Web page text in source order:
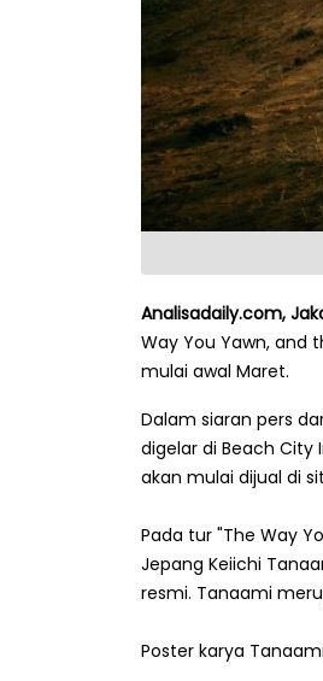
Analisadaily.com,
Way You Yawn, and
mulai awal Maret.
Dalam siaran pers
digelar di Beach City
akan mulai dijual di
Pada tur "The Way
Jepang Keiichi
resmi. Tanaami
Poster karya